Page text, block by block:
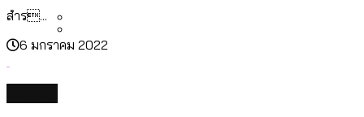
ของ 50 เขตในกรุงเทพฯ
สวนสาธารณะและพื้นที่สีเขียวใน กทม.
สำร...
6 มกราคม 2022